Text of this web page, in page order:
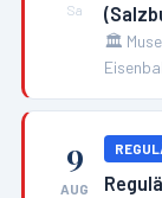
Sa
🏛️
9
AUG